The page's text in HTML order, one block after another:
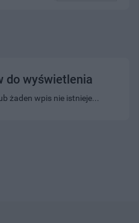
do wyświetlenia
żaden wpis nie istnieje...